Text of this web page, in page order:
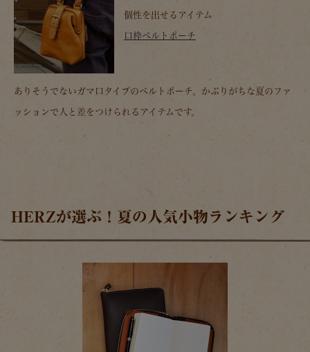
個性を出せるアイテム
口枠ベルトポーチ
ありそうでないガマ口タイプのベルトポーチ。かぶりがちな夏のファ
ッションで人と差をつけられるアイテムです。
HERZが選ぶ！夏の人気小物ランキング